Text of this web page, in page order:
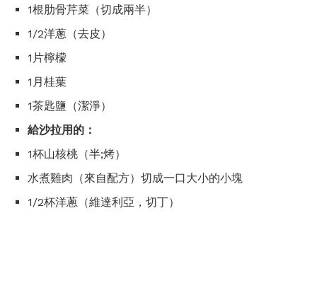
1根肋骨芹菜（切成兩半）
1/2洋蔥（去皮）
1片檸檬
1月桂葉
1茶匙鹽（潔淨）
給沙拉用的：
1杯山核桃（半;烤）
水煮雞肉（來自配方）切成一口大小的小塊
1/2杯洋蔥（維達利亞，切丁）